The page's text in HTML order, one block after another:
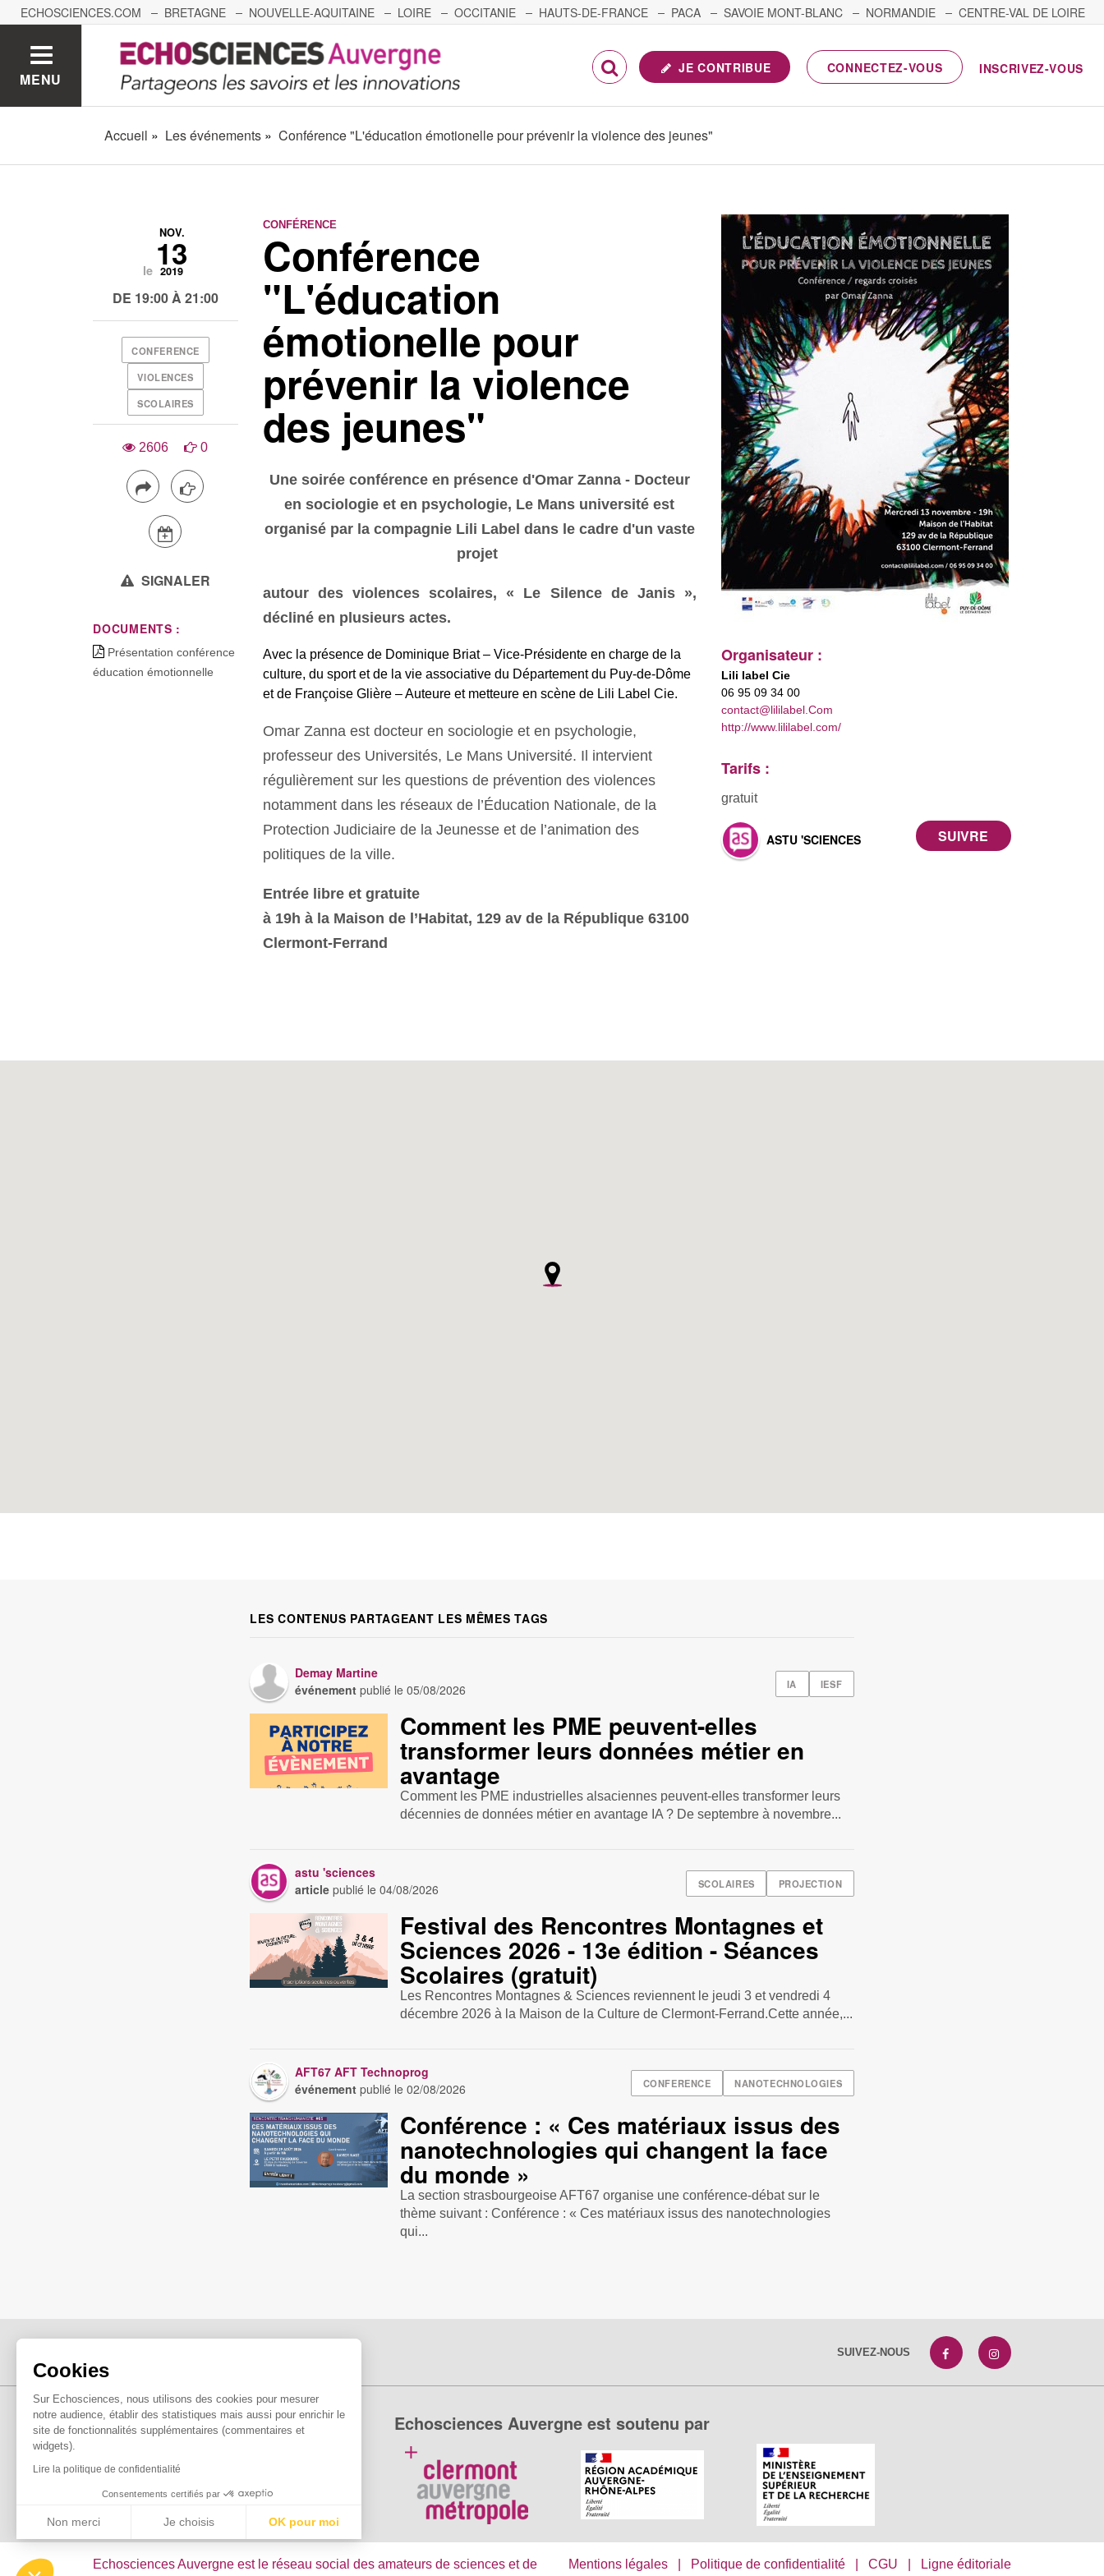
Cookies
Sur Echosciences, nous utilisons des cookies pour mesurer
notre audience, établir des statistiques mais aussi pour enrichir le
site de fonctionnalités supplémentaires (commentaires et
widgets).
Lire la politique de confidentialité
Consentements certifiés par
Non merci Je choisis OK pour moi
Plateforme de Gestion du Consentement : Personnalisez vos Options
ECHOSCIENCES.COM BRETAGNE NOUVELLE-AQUITAINE LOIRE OCCITANIE HAUTS-DE-FRANCE PACA SAVOIE MONT-BLANC NORMANDIE
CENTRE-VAL DE LOIRE
GRENOBLE GRAND EST BOURGOGNE-FRANCHE-COMTÉ
MENU
JE CONTRIBUE CONNECTEZ-VOUS INSCRIVEZ-VOUS
Accueil Les événements Conférence "L'éducation émotionelle pour prévenir la violence des jeunes"
CONFÉRENCE
Conférence
"L'éducation
émotionelle pour
prévenir la violence
des jeunes"
Une soirée conférence en présence d'Omar Zanna - Docteur
en sociologie et en psychologie, Le Mans université est
organisé par la compagnie Lili Label dans le cadre d'un vaste
projet
autour des violences scolaires, « Le Silence de Janis »,
décliné en plusieurs actes.
Avec la présence de Dominique Briat – Vice-Présidente en charge de la
culture, du sport et de la vie associative du Département du Puy-de-Dôme
et de Françoise Glière – Auteure et metteure en scène de Lili Label Cie.
Omar Zanna est docteur en sociologie et en psychologie,
professeur des Universités, Le Mans Université. Il intervient
régulièrement sur les questions de prévention des violences
notamment dans les réseaux de l’Éducation Nationale, de la
Protection Judiciaire de la Jeunesse et de l’animation des
politiques de la ville.
Entrée libre et gratuite
à 19h à la Maison de l’Habitat, 129 av de la République 63100
Clermont-Ferrand
Organisateur :
Lili label Cie
06 95 09 34 00
contact@lililabel.Com
http://www.lililabel.com/
Tarifs :
gratuit
ASTU 'SCIENCES
le
NOV.
13
2019
DE 19:00 À 21:00
CONFERENCE
VIOLENCES
SCOLAIRES
2606 0
SIGNALER
DOCUMENTS :
Présentation conférence
éducation émotionnelle
LES CONTENUS PARTAGEANT LES MÊMES TAGS
IA IESF
Demay Martine
événement publié le05/08/2026
Comment les PME peuvent-elles
transformer leurs données métier en
avantage
Comment les PME industrielles alsaciennes peuvent-elles transformer leurs
décennies de données métier en avantage IA ? De septembre à novembre...
SCOLAIRES PROJECTION
astu 'sciences
article publié le04/08/2026
Festival des Rencontres Montagnes et
Sciences 2026 - 13e édition - Séances
Scolaires (gratuit)
Les Rencontres Montagnes & Sciences reviennent le jeudi 3 et vendredi 4
décembre 2026 à la Maison de la Culture de Clermont-Ferrand.Cette année,...
CONFERENCE NANOTECHNOLOGIES
AFT67 AFT Technoprog
événement publié le02/08/2026
Conférence : « Ces matériaux issus des
nanotechnologies qui changent la face
du monde »
La section strasbourgeoise AFT67 organise une conférence-débat sur le
thème suivant : Conférence : « Ces matériaux issus des nanotechnologies
qui...
SUIVEZ-NOUS
Echosciences Auvergne est soutenu par
Echosciences Auvergne est le réseau social des amateurs de sciences et de
Mentions légales| Politique de confidentialité| CGU Ligne éditoriale